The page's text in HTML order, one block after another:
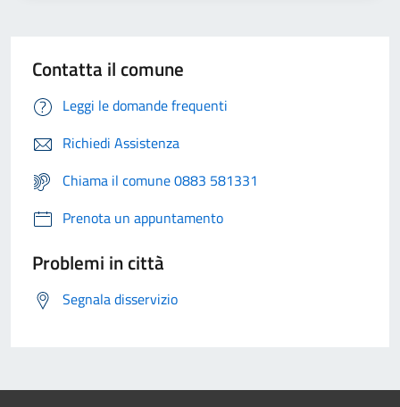
Contatta il comune
Leggi le domande frequenti
Richiedi Assistenza
Chiama il comune 0883 581331
Prenota un appuntamento
Problemi in città
Segnala disservizio